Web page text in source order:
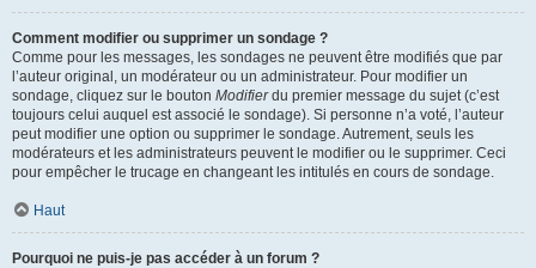
Comment modifier ou supprimer un sondage ?
Comme pour les messages, les sondages ne peuvent être modifiés que par
l’auteur original, un modérateur ou un administrateur. Pour modifier un
sondage, cliquez sur le bouton Modifierdu premier message du sujet (c’est
toujours celui auquel est associé le sondage). Si personne n’a voté, l’auteur
peut modifier une option ou supprimer le sondage. Autrement, seuls les
modérateurs et les administrateurs peuvent le modifier ou le supprimer. Ceci
pour empêcher le trucage en changeant les intitulés en cours de sondage.
Haut
Pourquoi ne puis-je pas accéder à un forum ?